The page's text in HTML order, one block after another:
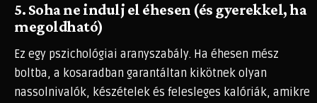
5. Soha ne indulj el éhesen (és gyerekkel, ha
megoldható)
Ez egy pszichológiai aranyszabály. Ha éhesen mész
boltba, a kosaradban garantáltan kikötnek olyan
nassolnivalók, készételek és felesleges kalóriák, amikre